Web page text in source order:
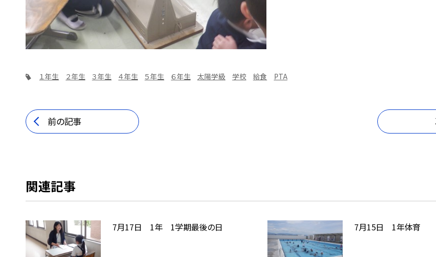
１年生 ２年生 ３年生 ４年生 ５年生 ６年生 太陽学級 学校 給食 PTA
前の記事
関連記事
7月17日 1年 1学期最後の日 7月15日 1年体育